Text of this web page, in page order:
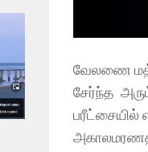
வேலணை
சேர்ந்த
பரீட்சையில்